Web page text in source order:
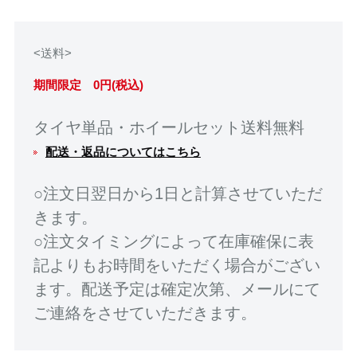
<送料>
期間限定 0円(税込)
タイヤ単品・ホイールセット送料無料
配送・返品についてはこちら
○注文日翌日から1日と計算させていただ
きます。
○注文タイミングによって在庫確保に表
記よりもお時間をいただく場合がござい
ます。配送予定は確定次第、メールにて
ご連絡をさせていただきます。